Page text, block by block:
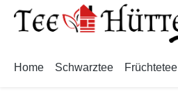
Hauptinhalt springen
Zur Suche springen
Zur Hauptnavigation springen
Home Schwarztee Früchtetee